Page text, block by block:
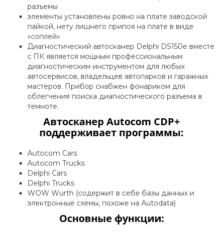
разъемы
элементы установлены ровно на плате заводской
пайкой, нету лишнего припоя на плате в виде
«соплей»
Диагностический автосканер Delphi DS150e вместе
с ПК является мощным профессиональным
диагностическим инструментом для любых
автосервисов, владельцев автопарков и гаражных
мастеров. Прибор снабжен фонариком для
облегчения поиска диагностического разъема в
темноте.
Автосканер Autocom CDP+
поддерживает программы:
Autocom Cars
Autocom Trucks
Delphi Cars
Delphi Trucks
WOW Wurth (содержит в себе базы данных и
электронные схемы, похоже на Autodata)
Основные функции: